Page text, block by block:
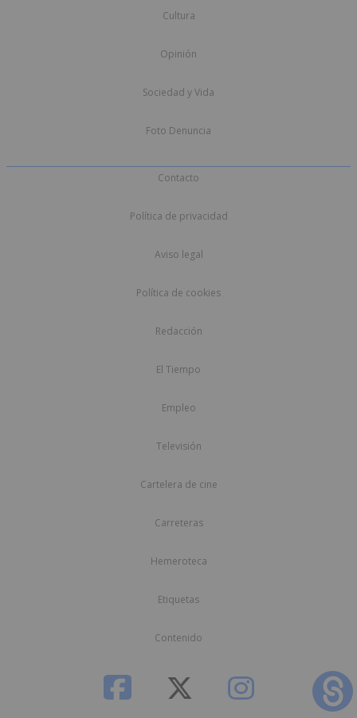
Cultura
Opinión
Sociedad y Vida
Foto Denuncia
Contacto
Política de privacidad
Aviso legal
Política de cookies
Redacción
El Tiempo
Empleo
Televisión
Cartelera de cine
Carreteras
Hemeroteca
Etiquetas
Contenido